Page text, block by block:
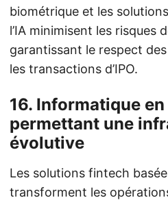
biométrique et les
l’IA minimisent les risques
garantissant le respect
les transactions d’IPO.
16. Informatique
permettant une
évolutive
Les solutions fintech
transforment les